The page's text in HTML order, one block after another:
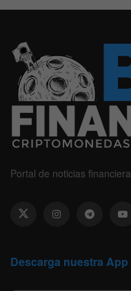
Portal de noticias
Descarga nuestra App